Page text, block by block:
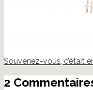
Souvenez-vous, c’était
2